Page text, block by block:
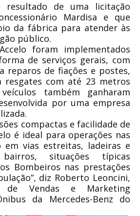
resultado de uma licitação
Mardisa e que
da fábrica para atender às
público.
foram implementados
de serviços gerais, com
reparos de fiações e postes,
resgates com até 23 metros
também ganharam
por uma empresa
compactas e facilidade de
é ideal para operações nas
em vias estreitas, ladeiras e
situações típicas
Bombeiros nas prestações
diz Roberto Leoncini,
de Vendas e Marketing
da Mercedes-Benz do